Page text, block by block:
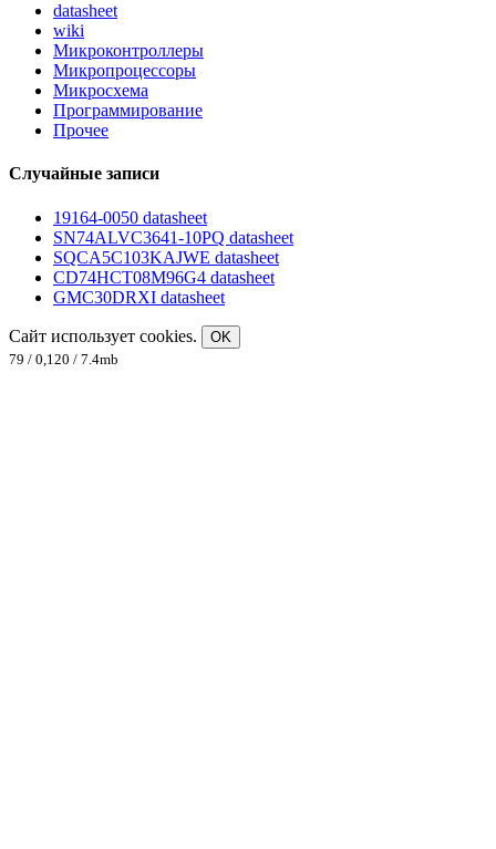
datasheet
wiki
Микроконтроллеры
Микропроцессоры
Микросхема
Программирование
Прочее
Случайные записи
19164-0050 datasheet
SN74ALVC3641-10PQ datasheet
SQCA5C103KAJWE datasheet
CD74HCT08M96G4 datasheet
GMC30DRXI datasheet
Сайт использует cookies.
OK
79 / 0,120 / 7.4mb